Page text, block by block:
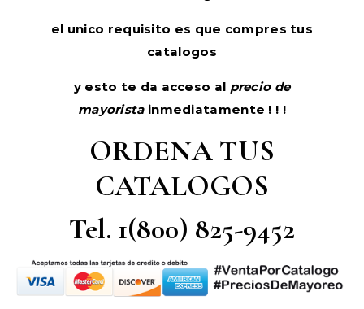
el unico requisito es que compres tus
catalogos
y esto te da acceso al precio de
mayoristainmediatamente ! ! !
ORDENA TUS
CATALOGOS
Tel. 1(800) 825-9452